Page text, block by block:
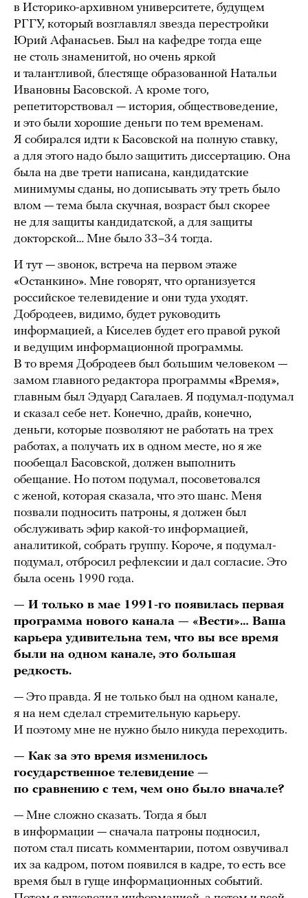
в Историко-архивном университете, будущем
РГГУ, который возглавлял звезда перестройки
Юрий Афанасьев. Был на кафедре тогда еще
не столь знаменитой, но очень яркой
и талантливой, блестяще образованной Натальи
Ивановны Басовской. А кроме того,
репетиторствовал — история, обществоведение,
и это были хорошие деньги по тем временам.
Я собирался идти к Басовской на полную ставку,
а для этого надо было защитить диссертацию. Она
была на две трети написана, кандидатские
минимумы сданы, но дописывать эту треть было
влом — тема была скучная, возраст был скорее
не для защиты кандидатской, а для защиты
докторской… Мне было 33–34 тогда.
И тут — звонок, встреча на первом этаже
«Останкино». Мне говорят, что организуется
российское телевидение и они туда уходят.
Добродеев, видимо, будет руководить
информацией, а Киселев будет его правой рукой
и ведущим информационной программы.
В то время Добродеев был большим человеком —
замом главного редактора программы «Время»,
главным был Эдуард Сагалаев. Я подумал-подумал
и сказал себе нет. Конечно, драйв, конечно,
деньги, которые позволяют не работать на трех
работах, а получать их в одном месте, но я же
пообещал Басовской, должен выполнить
обещание. Но потом подумал, посоветовался
с женой, которая сказала, что это шанс. Меня
позвали подносить патроны, я должен был
обслуживать эфир какой-то информацией,
аналитикой, собрать группу. Короче, я подумал-
подумал, отбросил рефлексии и дал согласие. Это
была осень 1990 года.
— И только в мае 1991-го появилась первая
программа нового канала — «Вести»… Ваша
карьера удивительна тем, что вы все время
были на одном канале, это большая
редкость.
— Это правда. Я не только был на одном канале,
я на нем сделал стремительную карьеру.
И поэтому мне не нужно было никуда переходить.
— Как за это время изменилось
государственное телевидение —
по сравнению с тем, чем оно было вначале?
— Мне сложно сказать. Тогда я был
в информации — сначала патроны подносил,
потом стал писать комментарии, потом озвучивал
их за кадром, потом появился в кадре, то есть все
время был в гуще информационных событий.